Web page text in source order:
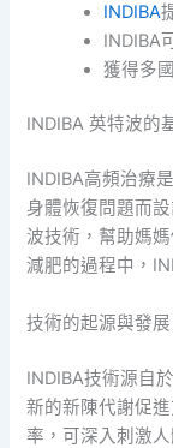
INDIBA
INDIBA
獲得多
INDIBA 英特波的
INDIBA高頻治療
身體恢復問題而
波技術，幫助媽
減肥的過程中，
技術的起源與發展
INDIBA技術源自
新的新陳代謝促
率，可深入刺激